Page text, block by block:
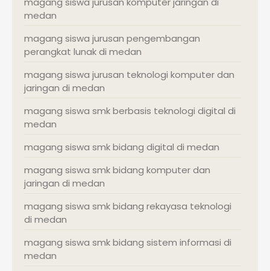
medan
magang siswa jurusan pengembangan
perangkat lunak di medan
magang siswa jurusan teknologi komputer dan
jaringan di medan
magang siswa smk berbasis teknologi digital di
medan
magang siswa smk bidang digital di medan
magang siswa smk bidang komputer dan
jaringan di medan
magang siswa smk bidang rekayasa teknologi
di medan
magang siswa smk bidang sistem informasi di
medan